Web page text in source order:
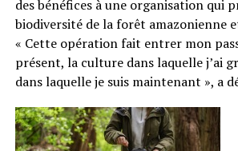
des bénéfices à une organisation qui
biodiversité de la forêt amazonienne
« Cette opération fait entrer mon
présent, la culture dans laquelle j’ai
dans laquelle je suis maintenant », a